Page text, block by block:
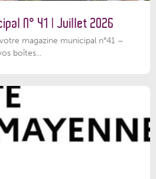
N° 41 | Juillet 2026
magazine municipal n°41 –
boîtes...